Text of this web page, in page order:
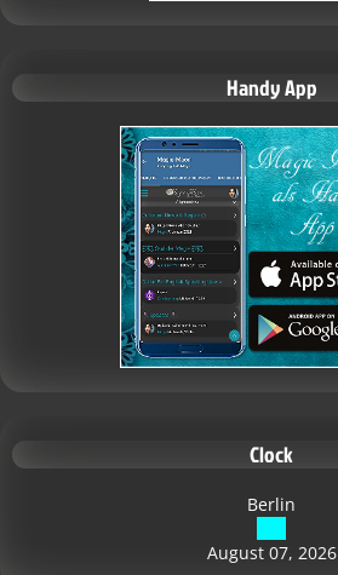
Handy App
Clock
Berlin
August 07, 2026